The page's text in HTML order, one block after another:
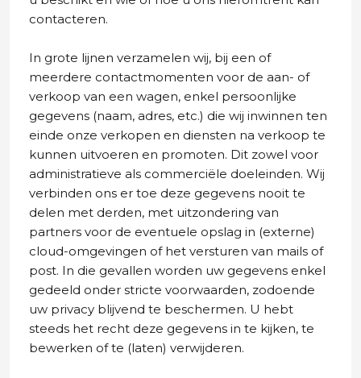
contacteren.
In grote lijnen verzamelen wij, bij een of
meerdere contactmomenten voor de aan- of
verkoop van een wagen, enkel persoonlijke
gegevens (naam, adres, etc.) die wij inwinnen ten
einde onze verkopen en diensten na verkoop te
kunnen uitvoeren en promoten. Dit zowel voor
administratieve als commerciële doeleinden. Wij
verbinden ons er toe deze gegevens nooit te
delen met derden, met uitzondering van
partners voor de eventuele opslag in (externe)
cloud-omgevingen of het versturen van mails of
post. In die gevallen worden uw gegevens enkel
gedeeld onder stricte voorwaarden, zodoende
uw privacy blijvend te beschermen. U hebt
steeds het recht deze gegevens in te kijken, te
bewerken of te (laten) verwijderen.